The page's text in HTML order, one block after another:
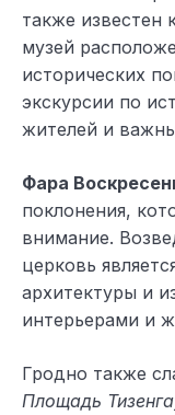
также известен
музей
исторических
экскурсии по
жителей и
Фара
поклонения,
внимание.
церковь
архитектуры и
интерьерами и
Гродно также
Площадь